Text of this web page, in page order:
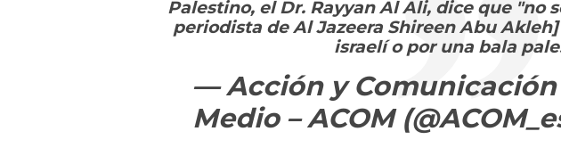
Palestino, el Dr. Rayyan Al Ali, dice que "no
periodista de Al Jazeera Shireen Abu
israelí o por una bala
— Acción y
Medio – ACOM